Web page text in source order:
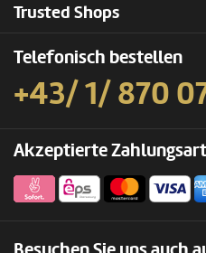
Trusted Shops
Telefonisch bestellen
+43/ 1/ 870
Akzeptierte